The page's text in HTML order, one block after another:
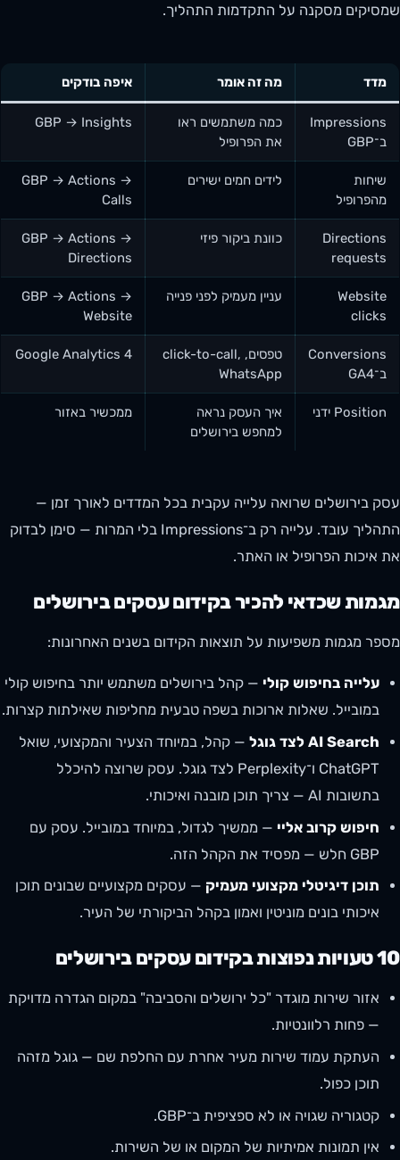
שמסיקים מסקנה על התקדמות התהליך.
מדד מה זה אומר איפה בודקים
Impressions
ב־GBP
כמה משתמשים ראו
את הפרופיל
GBP → Insights
שיחות
מהפרופיל
לידים חמים ישירים
GBP → Actions →
Calls
Directions
requests
כוונת ביקור פיזי
GBP → Actions →
Directions
Website
clicks
עניין מעמיק לפני פנייה
GBP → Actions →
Website
Conversions
ב־GA4
טפסים, click-to-call,
WhatsApp
Google Analytics 4
Position ידני
איך העסק נראה
למחפש בירושלים
ממכשיר באזור
עסק בירושלים שרואה עלייה עקבית בכל המדדים לאורך זמן —
התהליך עובד. עלייה רק ב־Impressions בלי המרות — סימן לבדוק
את איכות הפרופיל או האתר.
מגמות שכדאי להכיר בקידום עסקים בירושלים
מספר מגמות משפיעות על תוצאות הקידום בשנים האחרונות:
עלייה בחיפוש קולי — קהל בירושלים משתמש יותר בחיפוש קולי
במובייל. שאלות ארוכות בשפה טבעית מחליפות שאילתות קצרות.
AI Search לצד גוגל
— קהל, במיוחד הצעיר והמקצועי, שואל
ChatGPT ו־Perplexity לצד גוגל. עסק שרוצה להיכלל
בתשובות AI — צריך תוכן מובנה ואיכותי.
חיפוש קרוב אליי — ממשיך לגדול, במיוחד במובייל. עסק עם
GBP חלש — מפסיד את הקהל הזה.
תוכן דיגיטלי מקצועי מעמיק — עסקים מקצועיים שבונים תוכן
איכותי בונים מוניטין ואמון בקהל הביקורתי של העיר.
10 טעויות נפוצות בקידום עסקים בירושלים
אזור שירות מוגדר "כל ירושלים והסביבה" במקום הגדרה מדויקת
— פחות רלוונטיות.
העתקת עמוד שירות מעיר אחרת עם החלפת שם — גוגל מזהה
תוכן כפול.
קטגוריה שגויה או לא ספציפית ב־GBP.
אין תמונות אמיתיות של המקום או של השירות.